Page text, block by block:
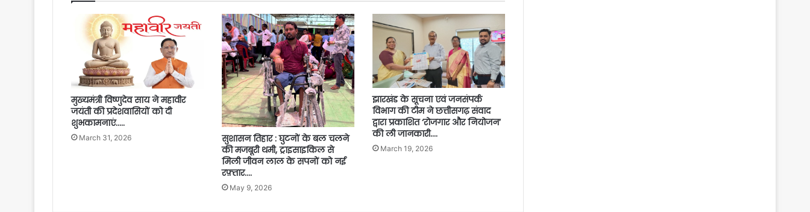
मुख्यमंत्री विष्णुदेव साय ने महावीर
जयंती की प्रदेशवासियों को दी
शुभकामनाएं…..
March 31, 2026
सुशासन तिहार : घुटनों के बल चलने
की मजबूरी थमी, ट्राइसाइकिल से
मिली जीवन लाल के सपनों को नई
रफ़्तार….
May 9, 2026
झारखंड के सूचना एवं जनसंपर्क
विभाग की टीम ने छत्तीसगढ़ संवाद
द्वारा प्रकाशित ‘रोजगार और नियोजन’
की ली जानकारी….
March 19, 2026